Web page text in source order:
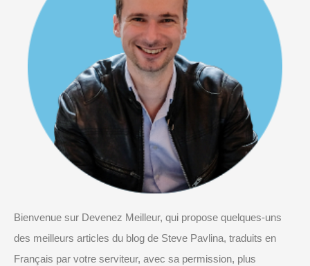
Bienvenue sur Devenez Meilleur, qui propose quelques-uns
des meilleurs articles du blog de Steve Pavlina, traduits en
Français par votre serviteur, avec sa permission, plus